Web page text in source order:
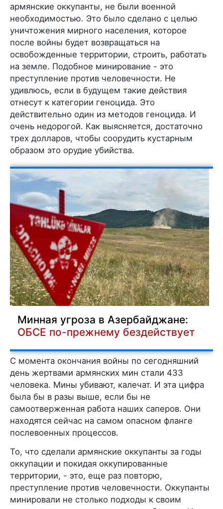
армянские оккупанты, не были военной
необходимостью. Это было сделано с целью
уничтожения мирного населения, которое
после войны будет возвращаться на
освобожденные территории, строить, работать
на земле. Подобное минирование - это
преступление против человечности. Не
удивлюсь, если в будущем такие действия
отнесут к категории геноцида. Это
действительно один из методов геноцида. И
очень недорогой. Как выясняется, достаточно
трех долларов, чтобы соорудить кустарным
образом это орудие убийства.
Минная угроза в Азербайджане:
ОБСЕ по-прежнему бездействует
С момента окончания войны по сегодняшний
день жертвами армянских мин стали 433
человека. Мины убивают, калечат. И эта цифра
была бы в разы выше, если бы не
самоотверженная работа наших саперов. Они
находятся сейчас на самом опасном фланге
послевоенных процессов.
То, что сделали армянские оккупанты за годы
оккупации и покидая оккупированные
территории, - это, еще раз повторю,
преступление против человечности. Оккупанты
минировали не столько подходы к своим